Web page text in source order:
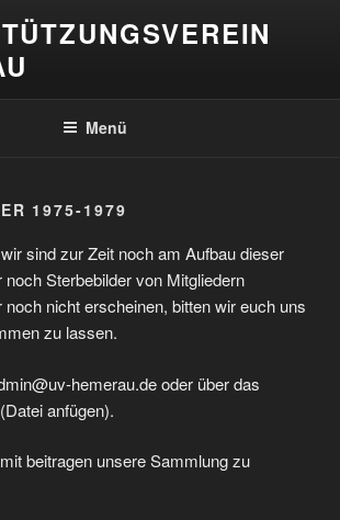
Menü
1975-1979
sind zur Zeit noch am Aufbau dieser
noch Sterbebilder von Mitgliedern
noch nicht erscheinen, bitten wir euch uns
zu lassen.
hemerau.de oder über das
anfügen).
beitragen unsere Sammlung zu